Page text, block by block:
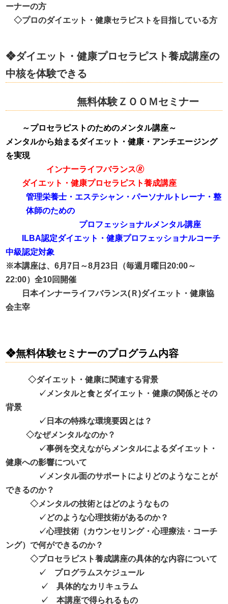
ーナーの方
◇プロのダイエット・健康セラピストを目指している方
❖ダイエット・健康プロセラピスト養成講座の
中核を体験できる
無料体験ＺＯＯＭセミナー
～プロセラピストのためのメンタル講座～
メンタルから始まるダイエット・健康・アンチエージング
を実現
インナーライフバランス🄬
ダイエット・健康プロセラピスト養成講座
管理栄養士・エステシャン・パーソナルトレーナ・整
体師のための
プロフェッショナルメンタル講座
ILBA認定ダイエット・健康プロフェッショナルコーチ
中級認定対象
※本講座は、6月7日～8月23日（毎週月曜日20:00～
22:00）全10回開催
日本インナーライフバランス(Ｒ)ダイエット・健康協
会主宰
❖無料体験セミナーのプログラム内容
◇ダイエット・健康に関連する背景
✓メンタルと食とダイエット・健康の関係とその
背景
✓日本の特殊な環境要因とは？
◇なぜメンタルなのか？
✓事例を交えながらメンタルによるダイエット・
健康への影響について
✓メンタル面のサポートによりどのようなことが
できるのか？
◇メンタルの技術とはどのようなもの
✓どのような心理技術があるのか？
✓心理技術（カウンセリング・心理療法・コーチ
ング）で何ができるのか？
◇プロセラピスト養成講座の具体的な内容について
✓ プログラムスケジュール
✓ 具体的なカリキュラム
✓ 本講座で得られるもの